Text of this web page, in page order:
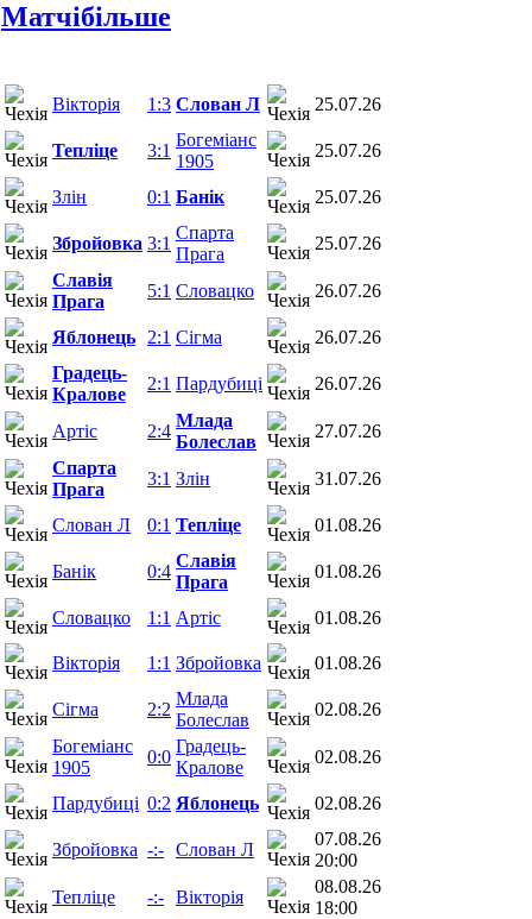
Матчiбільше
Вікторія 1:3 Слован Л 25.07.26
Тепліце 3:1
Богеміанс
1905
25.07.26
Злін 0:1 Банік 25.07.26
Збройовка 3:1
Спарта
Прага
25.07.26
Славія
Прага
5:1 Словацко 26.07.26
Яблонець 2:1 Сігма
26.07.26
Градець-
Кралове
2:1 Пардубиці 26.07.26
Артіс 2:4
Млада
Болеслав
27.07.26
Спарта
Прага
3:1 Злін 31.07.26
Слован Л 0:1 Тепліце 01.08.26
Банік 0:4
Славія
Прага
01.08.26
Словацко 1:1 Артіс 01.08.26
Вікторія 1:1 Збройовка 01.08.26
Сігма 2:2
Млада
Болеслав
02.08.26
Богеміанс
1905
0:0
Градець-
Кралове
02.08.26
Пардубиці 0:2 Яблонець 02.08.26
Збройовка -:- Слован Л
07.08.26
20:00
Тепліце
-:- Вікторія
08.08.26
18:00